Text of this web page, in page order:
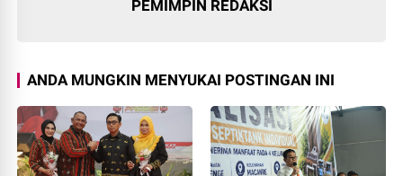
PEMIMPIN REDAKSI
ANDA MUNGKIN MENYUKAI POSTINGAN INI